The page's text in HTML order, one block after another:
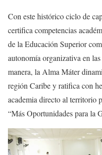
Con este histórico ciclo de
certifica competencias
de la Educación Superior
autonomía organizativa en
manera, la Alma Máter
región Caribe y ratifica con
academia directo al territorio
“Más Oportunidades para la